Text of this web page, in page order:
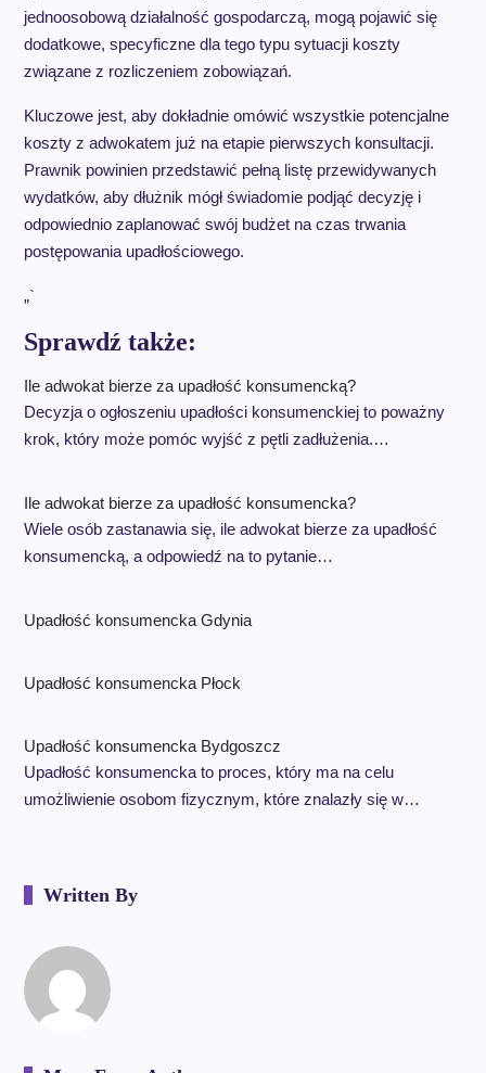
jednoosobową działalność gospodarczą, mogą pojawić się
dodatkowe, specyficzne dla tego typu sytuacji koszty
związane z rozliczeniem zobowiązań.
Kluczowe jest, aby dokładnie omówić wszystkie potencjalne
koszty z adwokatem już na etapie pierwszych konsultacji.
Prawnik powinien przedstawić pełną listę przewidywanych
wydatków, aby dłużnik mógł świadomie podjąć decyzję i
odpowiednio zaplanować swój budżet na czas trwania
postępowania upadłościowego.
„`
Sprawdź także:
Ile adwokat bierze za upadłość konsumencką?
Decyzja o ogłoszeniu upadłości konsumenckiej to poważny
krok, który może pomóc wyjść z pętli zadłużenia.…
Ile adwokat bierze za upadłość konsumencka?
Wiele osób zastanawia się, ile adwokat bierze za upadłość
konsumencką, a odpowiedź na to pytanie…
Upadłość konsumencka Gdynia
Upadłość konsumencka Płock
Upadłość konsumencka Bydgoszcz
Upadłość konsumencka to proces, który ma na celu
umożliwienie osobom fizycznym, które znalazły się w…
Written By